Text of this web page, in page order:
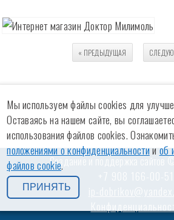
« ПРЕДЫДУЩАЯ
Создание и поддержка сайтов
Мы используем файлы cookies для
Оставаясь на нашем сайте, вы
использования файлов cookies.
положениями о конфиденциальностииоб
файлов cookie.
ПРИНЯТЬ